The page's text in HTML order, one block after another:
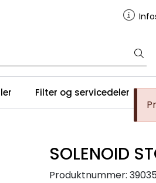
Filter og servicedeler
SOLENOID
Produktnummer: